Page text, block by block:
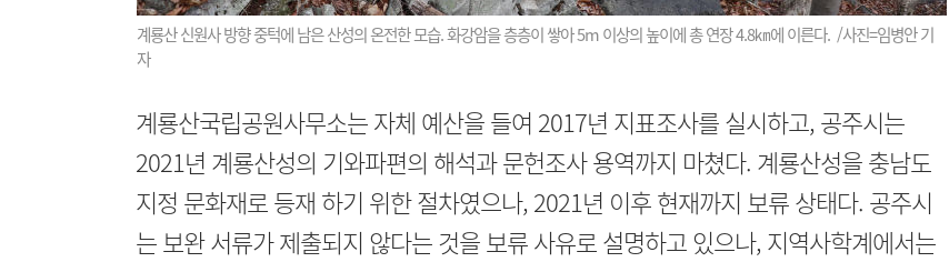
계룡산 신원사 방향 중턱에 남은 산성의 온전한 모습. 화강암을 층층이 쌓아 5m 이상의 높이에 총 연장 4.8㎞에 이른다. /사진=임병안 기
자
계룡산국립공원사무소는 자체 예산을 들여 2017년 지표조사를 실시하고, 공주시는
2021년 계룡산성의 기와파편의 해석과 문헌조사 용역까지 마쳤다. 계룡산성을 충남도
지정 문화재로 등재 하기 위한 절차였으나, 2021년 이후 현재까지 보류 상태다. 공주시
는 보완 서류가 제출되지 않다는 것을 보류 사유로 설명하고 있으나, 지역사학계에서는